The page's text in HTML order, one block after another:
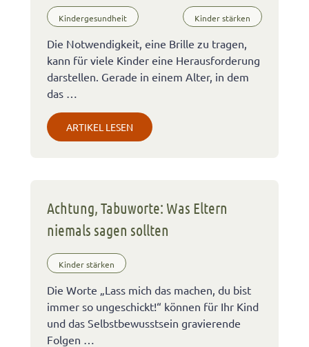
Kindergesundheit Kinder stärken
Die Notwendigkeit, eine Brille zu tragen,
kann für viele Kinder eine Herausforderung
darstellen. Gerade in einem Alter, in dem
das …
ARTIKEL LESEN
Achtung, Tabuworte: Was Eltern
niemals sagen sollten
Kinder stärken
Die Worte „Lass mich das machen, du bist
immer so ungeschickt!“ können für Ihr Kind
und das Selbstbewusstsein gravierende
Folgen …